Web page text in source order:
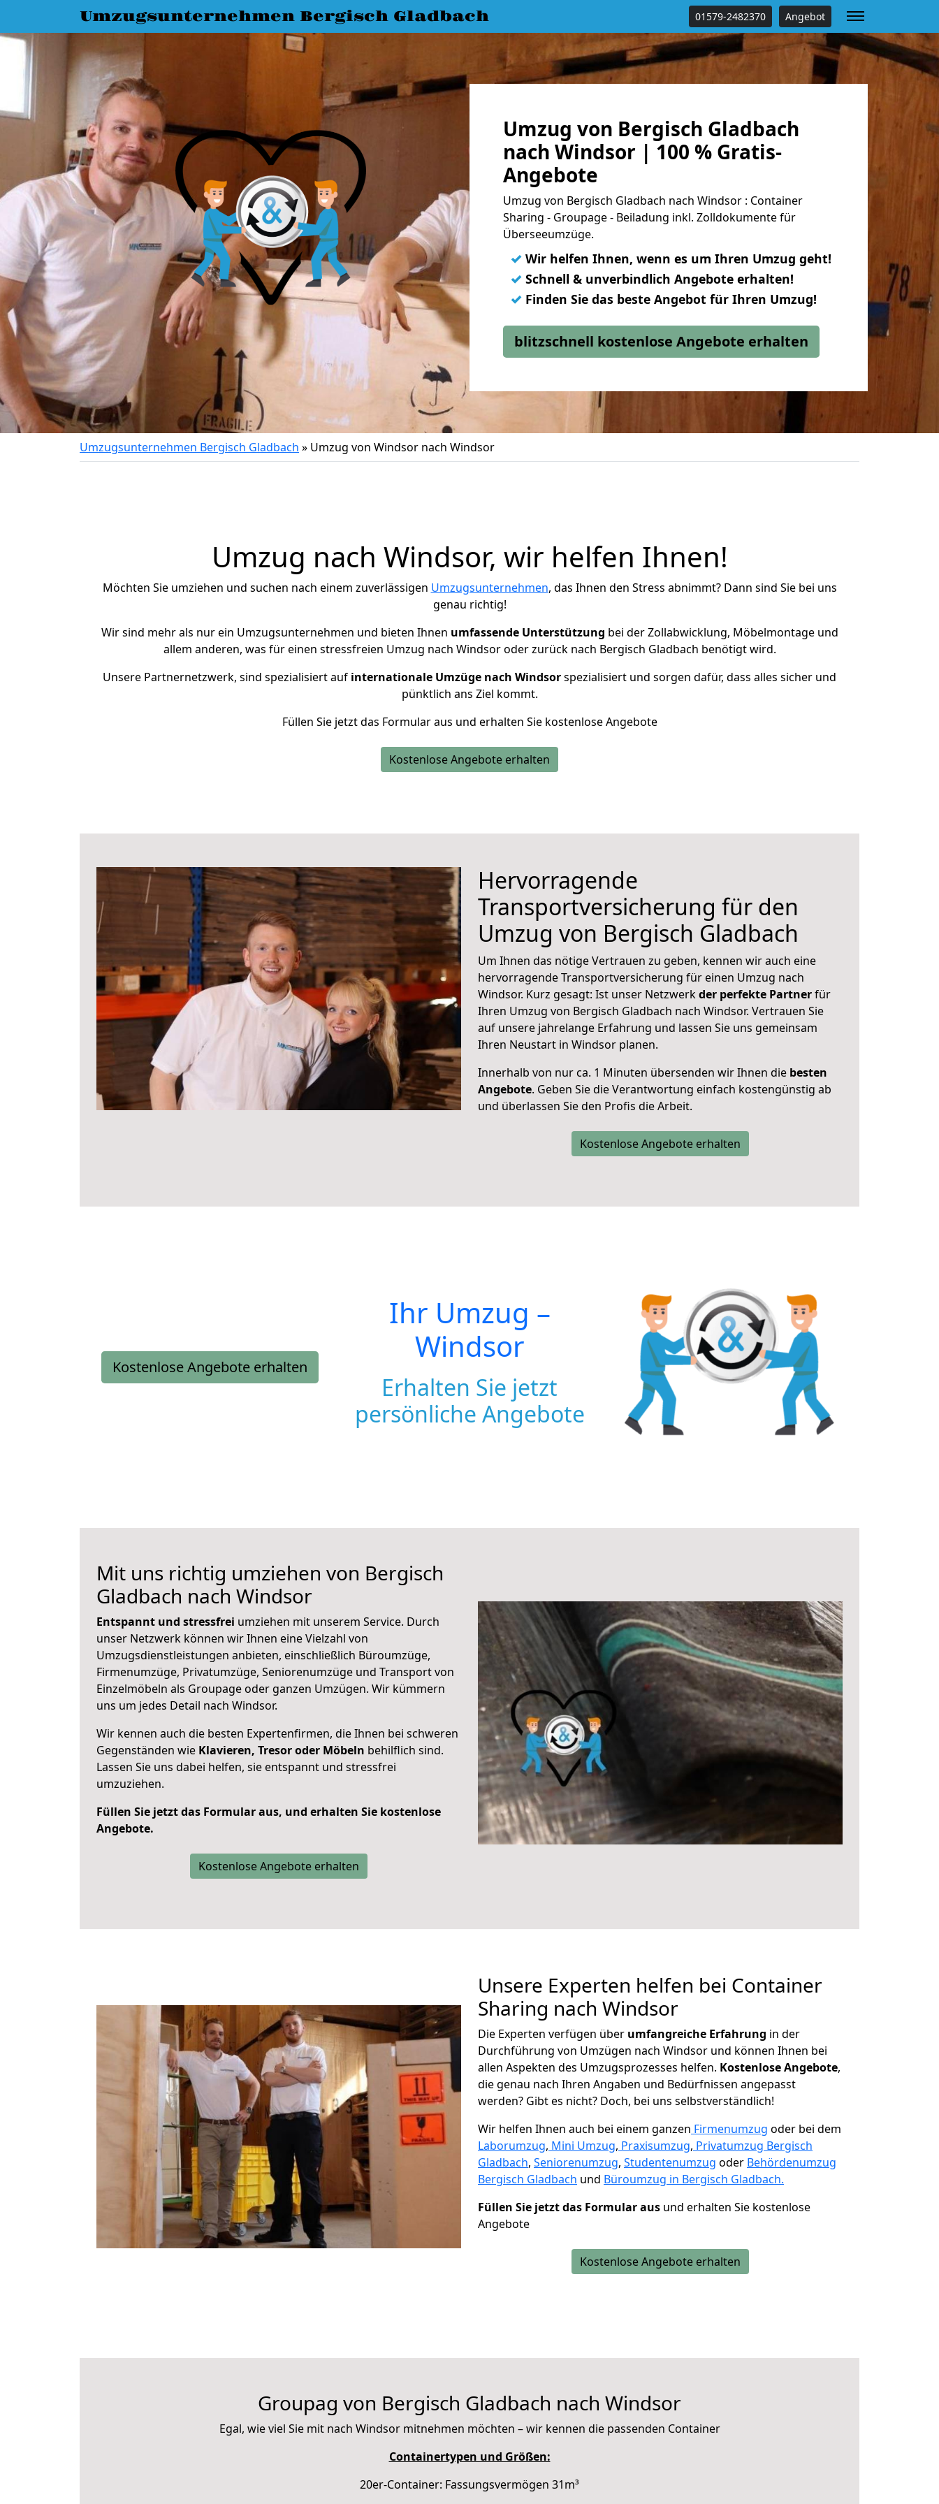
Umzugsunternehmen Bergisch Gladbach 01579-2482370 Angebot
Umzug von Bergisch Gladbach
nach Windsor | 100 % Gratis-
Angebote
Umzug von Bergisch Gladbach nach Windsor : Container
Sharing - Groupage - Beiladung inkl. Zolldokumente für
Überseeumzüge.
✓ Wir helfen Ihnen, wenn es um Ihren Umzug geht!
✓ Schnell & unverbindlich Angebote erhalten!
✓ Finden Sie das beste Angebot für Ihren Umzug!
blitzschnell kostenlose Angebote erhalten
Umzugsunternehmen Bergisch Gladbach » Umzug von Windsor nach Windsor
Umzug nach Windsor, wir helfen Ihnen!
Möchten Sie umziehen und suchen nach einem zuverlässigen Umzugsunternehmen, das Ihnen den Stress abnimmt? Dann sind Sie bei uns
genau richtig!
Wir sind mehr als nur ein Umzugsunternehmen und bieten Ihnen umfassende Unterstützung bei der Zollabwicklung, Möbelmontage und
allem anderen, was für einen stressfreien Umzug nach Windsor oder zurück nach Bergisch Gladbach benötigt wird.
Unsere Partnernetzwerk, sind spezialisiert auf internationale Umzüge nach Windsorspezialisiert und sorgen dafür, dass alles sicher und
pünktlich ans Ziel kommt.
Füllen Sie jetzt das Formular aus und erhalten Sie kostenlose Angebote
Kostenlose Angebote erhalten
Hervorragende
Transportversicherung für den
Umzug von Bergisch Gladbach
Um Ihnen das nötige Vertrauen zu geben, kennen wir auch eine
hervorragende Transportversicherung für einen Umzug nach
Windsor. Kurz gesagt: Ist unser Netzwerkder perfekte Partnerfür
Ihren Umzug von Bergisch Gladbach nach Windsor. Vertrauen Sie
auf unsere jahrelange Erfahrung und lassen Sie uns gemeinsam
Ihren Neustart in Windsor planen.
Innerhalb von nur ca. 1 Minuten übersenden wir Ihnen die besten
Angebote. Geben Sie die Verantwortung einfach kostengünstig ab
und überlassen Sie den Profis die Arbeit.
Kostenlose Angebote erhalten
Kostenlose Angebote erhalten
Ihr Umzug –
Windsor
Erhalten Sie jetzt
persönliche Angebote
Mit uns richtig umziehen von Bergisch
Gladbach nach Windsor
Entspannt und stressfrei umziehen mit unserem Service. Durch
unser Netzwerk können wir Ihnen eine Vielzahl von
Umzugsdienstleistungen anbieten, einschließlich Büroumzüge,
Firmenumzüge, Privatumzüge, Seniorenumzüge und Transport von
Einzelmöbeln als Groupage oder ganzen Umzügen. Wir kümmern
uns um jedes Detail nach Windsor.
Wir kennen auch die besten Expertenfirmen, die Ihnen bei schweren
Gegenständen wie Klavieren, Tresor oder Möbeln behilflich sind.
Lassen Sie uns dabei helfen, sie entspannt und stressfrei
umzuziehen.
Füllen Sie jetzt das Formular aus, und erhalten Sie kostenlose
Angebote.
Kostenlose Angebote erhalten
Unsere Experten helfen bei Container
Sharing nach Windsor
Die Experten verfügen über umfangreiche Erfahrung in der
Durchführung von Umzügen nach Windsor und können Ihnen bei
allen Aspekten des Umzugsprozesses helfen. Kostenlose Angebote,
die genau nach Ihren Angaben und Bedürfnissen angepasst
werden? Gibt es nicht? Doch, bei uns selbstverständlich!
Wir helfen Ihnen auch bei einem ganzen Firmenumzug oder bei dem
Laborumzug, Mini Umzug, Praxisumzug, Privatumzug Bergisch
Gladbach, Seniorenumzug, Studentenumzug oder Behördenumzug
Bergisch Gladbach und Büroumzug in Bergisch Gladbach.
Füllen Sie jetzt das Formular aus und erhalten Sie kostenlose
Angebote
Kostenlose Angebote erhalten
Groupag von Bergisch Gladbach nach Windsor
Egal, wie viel Sie mit nach Windsor mitnehmen möchten – wir kennen die passenden Container
Containertypen und Größen:
20er-Container: Fassungsvermögen 31m³